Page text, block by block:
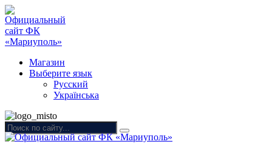
Магазин
Выберите язык
Русский
Українська